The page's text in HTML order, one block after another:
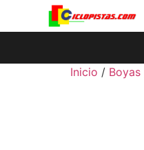
Inicio / Boyas